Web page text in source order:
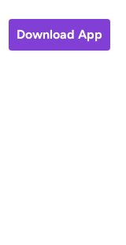
Download App